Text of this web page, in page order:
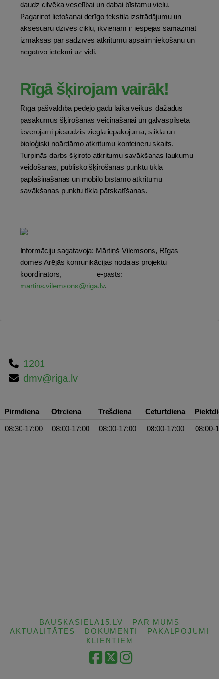
daudz cilvēka veselībai un dabai bīstamu vielu.
Pagarinot lietošanai derīgo tekstila izstrādājumu un
aksesuāru dzīves ciklu, ikvienam ir iespējas samazināt
izmaksas par sadzīves atkritumu apsaimniekošanu un
negatīvo ietekmi uz vidi.
Rīgā šķirojam vairāk!
Rīga pašvaldība pēdējo gadu laikā veikusi dažādus
pasākumus šķirošanas veicināšanai un galvaspilsētā
ievērojami pieaudzis vieglā iepakojuma, stikla un
bioloģiski noārdāmo atkritumu konteineru skaits.
Turpinās darbs šķiroto atkritumu savākšanas laukumu
veidošanas, publisko šķirošanas punktu tīkla
paplašināšanas un mobilo bīstamo atkritumu
savākšanas punktu tīkla pārskatīšanas.
Informāciju sagatavoja: Mārtiņš Vilemsons, Rīgas
domes Ārējās komunikācijas nodaļas projektu
koordinators, e-pasts:
martins.vilemsons@riga.lv.
1201
dmv@riga.lv
Pirmdiena Otrdiena Trešdiena Ceturtdiena
08:30-17:00 08:00-17:00 08:00-17:00 08:00-17:00 08:00-
BAUSKASIELA15.LV
PAR MUMS
AKTUALITĀTES
DOKUMENTI
PAKALPOJUMI
KLIENTIEM
Facebook
X Instagram